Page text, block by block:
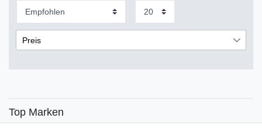
Preis
Übernehmen
Top Marken